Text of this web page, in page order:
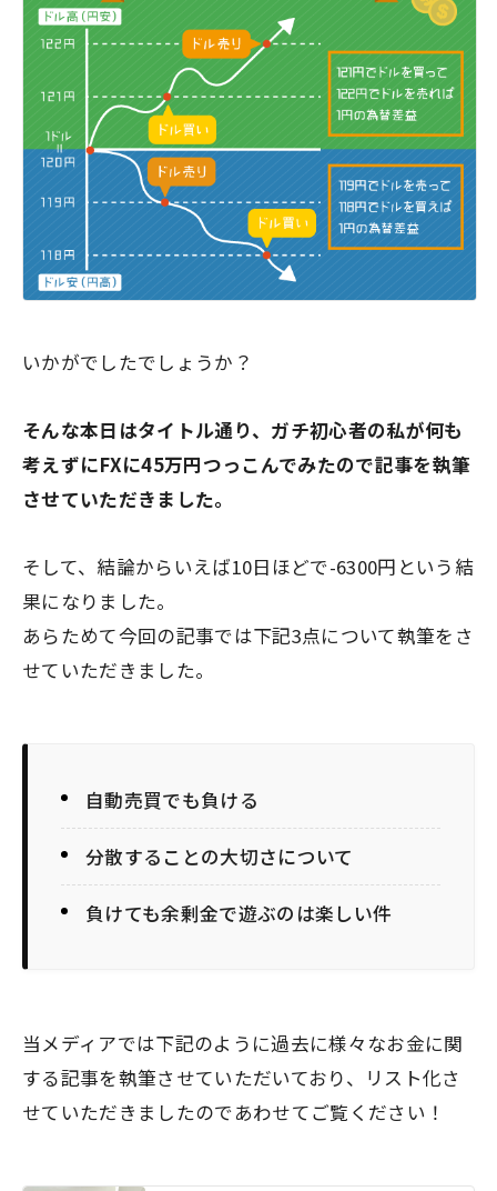
いかがでしたでしょうか？
そんな本日はタイトル通り、ガチ初心者の私が何も
考えずにFXに45万円つっこんでみたので記事を執筆
させていただきました。
そして、結論からいえば10日ほどで-6300円という結
果になりました。
あらためて今回の記事では下記3点について執筆をさ
せていただきました。
自動売買でも負ける
分散することの大切さについて
負けても余剰金で遊ぶのは楽しい件
当メディアでは下記のように過去に様々なお金に関
する記事を執筆させていただいており、リスト化さ
せていただきましたのであわせてご覧ください！